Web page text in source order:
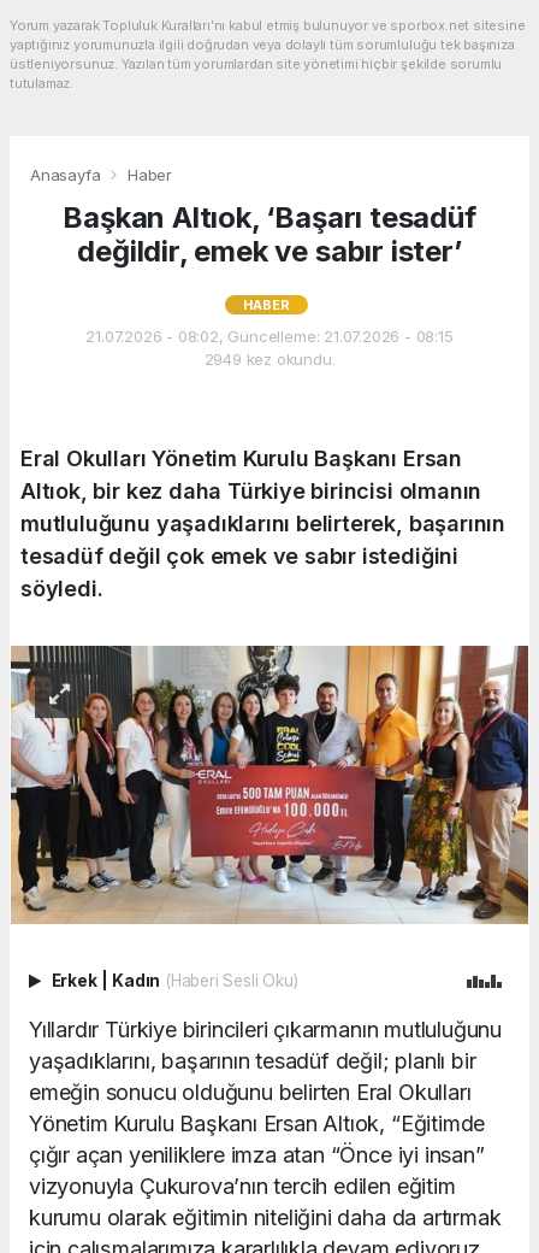
Yorum yazarak Topluluk Kuralları’nı kabul etmiş bulunuyor ve sporbox.net sitesine
yaptığınız yorumunuzla ilgili doğrudan veya dolaylı tüm sorumluluğu tek başınıza
üstleniyorsunuz. Yazılan tüm yorumlardan site yönetimi hiçbir şekilde sorumlu
tutulamaz.
Anasayfa Haber
Başkan Altıok, ‘Başarı tesadüf
değildir, emek ve sabır ister’
HABER
21.07.2026 - 08:02, Güncelleme: 21.07.2026 - 08:15
2949 kez okundu.
Eral Okulları Yönetim Kurulu Başkanı Ersan
Altıok, bir kez daha Türkiye birincisi olmanın
mutluluğunu yaşadıklarını belirterek, başarının
tesadüf değil çok emek ve sabır istediğini
söyledi.
Erkek Kadın (Haberi Sesli Oku)
Yıllardır Türkiye birincileri çıkarmanın mutluluğunu
yaşadıklarını, başarının tesadüf değil; planlı bir
emeğin sonucu olduğunu belirten Eral Okulları
Yönetim Kurulu Başkanı Ersan Altıok, “Eğitimde
çığır açan yeniliklere imza atan “Önce iyi insan”
vizyonuyla Çukurova’nın tercih edilen eğitim
kurumu olarak eğitimin niteliğini daha da artırmak